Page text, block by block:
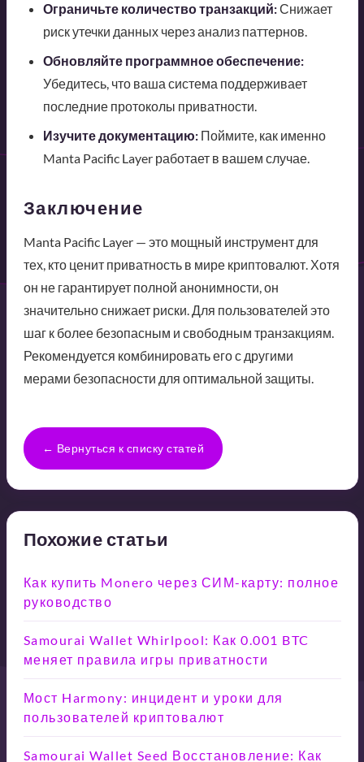
Ограничьте количество транзакций:Снижает
риск утечки данных через анализ паттернов.
Обновляйте программное обеспечение:
Убедитесь, что ваша система поддерживает
последние протоколы приватности.
Изучите документацию:Поймите, как именно
Manta Pacific Layer работает в вашем случае.
Заключение
Manta Pacific Layer — это мощный инструмент для
тех, кто ценит приватность в мире криптовалют. Хотя
он не гарантирует полной анонимности, он
значительно снижает риски. Для пользователей это
шаг к более безопасным и свободным транзакциям.
Рекомендуется комбинировать его с другими
мерами безопасности для оптимальной защиты.
← Вернуться к списку статей
Похожие статьи
Как купить Monero через СИМ-карту: полное
руководство
Samourai Wallet Whirlpool: Как 0.001 BTC
меняет правила игры приватности
Мост Harmony: инцидент и уроки для
пользователей криптовалют
Samourai Wallet Seed Восстановление: Как